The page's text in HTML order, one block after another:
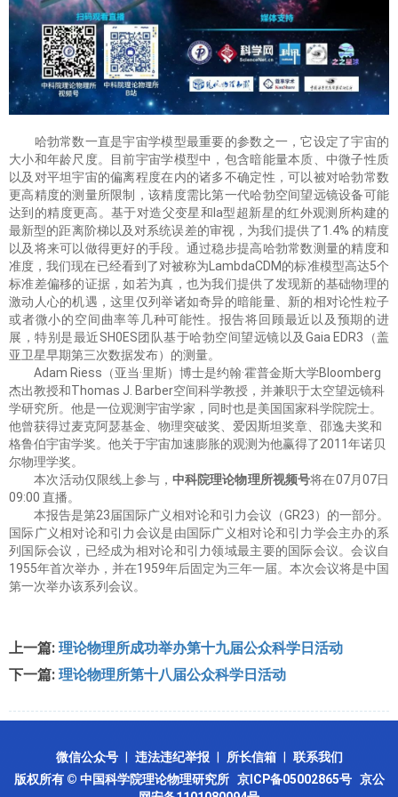
哈勃常数一直是宇宙学模型最重要的参数之一，它设定了宇宙的
大小和年龄尺度。目前宇宙学模型中，包含暗能量本质、中微子性质
以及对平坦宇宙的偏离程度在内的诸多不确定性，可以被对哈勃常数
更高精度的测量所限制，该精度需比第一代哈勃空间望远镜设备可能
达到的精度更高。基于对造父变星和Ia型超新星的红外观测所构建的
最新型的距离阶梯以及对系统误差的审视，为我们提供了1.4% 的精度
以及将来可以做得更好的手段。通过稳步提高哈勃常数测量的精度和
准度，我们现在已经看到了对被称为LambdaCDM的标准模型高达5个
标准差偏移的证据，如若为真，也为我们提供了发现新的基础物理的
激动人心的机遇，这里仅列举诸如奇异的暗能量、新的相对论性粒子
或者微小的空间曲率等几种可能性。报告将回顾最近以及预期的进
展，特别是最近SH0ES团队基于哈勃空间望远镜以及Gaia EDR3（盖
亚卫星早期第三次数据发布）的测量。
Adam Riess（亚当·里斯）博士是约翰·霍普金斯大学Bloomberg
杰出教授和Thomas J. Barber空间科学教授，并兼职于太空望远镜科
学研究所。他是一位观测宇宙学家，同时也是美国国家科学院院士。
他曾获得过麦克阿瑟基金、物理突破奖、爱因斯坦奖章、邵逸夫奖和
格鲁伯宇宙学奖。他关于宇宙加速膨胀的观测为他赢得了2011年诺贝
尔物理学奖。
本次活动仅限线上参与， 中科院理论物理所视频号将在07月07日
09:00 直播。
本报告是第23届国际广义相对论和引力会议（GR23）的一部分。
国际广义相对论和引力会议是由国际广义相对论和引力学会主办的系
列国际会议，已经成为相对论和引力领域最主要的国际会议。会议自
1955年首次举办，并在1959年后固定为三年一届。本次会议将是中国
第一次举办该系列会议。
上一篇: 理论物理所成功举办第十九届公众科学日活动
下一篇: 理论物理所第十八届公众科学日活动
微信公众号 违法违纪举报 所长信箱
联系我们
版权所有 © 中国科学院理论物理研究所 京ICP备05002865号 京公